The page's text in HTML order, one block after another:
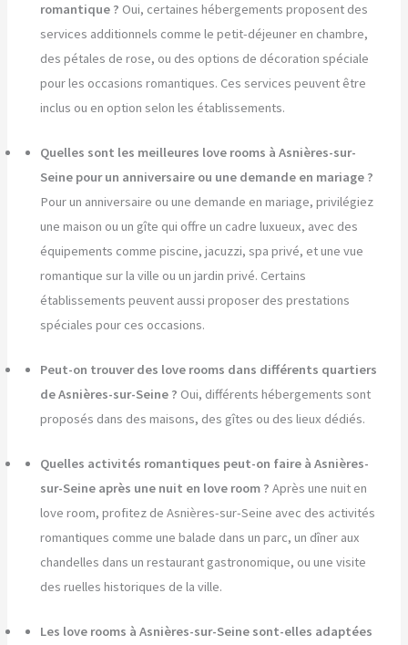
romantique ? Oui, certaines hébergements proposent des
services additionnels comme le petit-déjeuner en chambre,
des pétales de rose, ou des options de décoration spéciale
pour les occasions romantiques. Ces services peuvent être
inclus ou en option selon les établissements.
Quelles sont les meilleures love rooms à Asnières-sur-
Seine pour un anniversaire ou une demande en mariage ?
Pour un anniversaire ou une demande en mariage, privilégiez
une maison ou un gîte qui offre un cadre luxueux, avec des
équipements comme piscine, jacuzzi, spa privé, et une vue
romantique sur la ville ou un jardin privé. Certains
établissements peuvent aussi proposer des prestations
spéciales pour ces occasions.
Peut-on trouver des love rooms dans différents quartiers
de Asnières-sur-Seine ? Oui, différents hébergements sont
proposés dans des maisons, des gîtes ou des lieux dédiés.
Quelles activités romantiques peut-on faire à Asnières-
sur-Seine après une nuit en love room ? Après une nuit en
love room, profitez de Asnières-sur-Seine avec des activités
romantiques comme une balade dans un parc, un dîner aux
chandelles dans un restaurant gastronomique, ou une visite
des ruelles historiques de la ville.
Les love rooms à Asnières-sur-Seine sont-elles adaptées